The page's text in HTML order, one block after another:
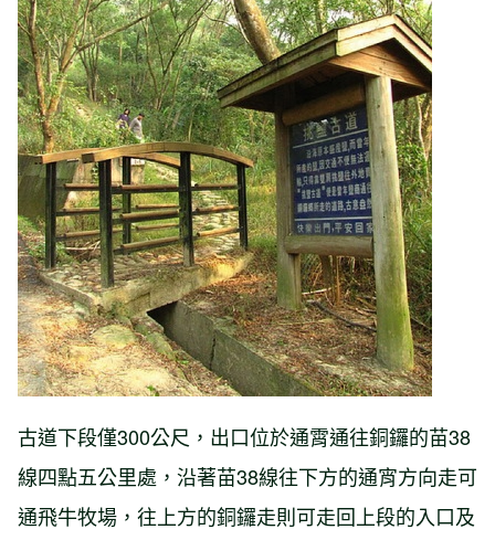
古道下段僅300公尺，出口位於通霄通往銅鑼的苗38
線四點五公里處，沿著苗38線往下方的通宵方向走可
通飛牛牧場，往上方的銅鑼走則可走回上段的入口及